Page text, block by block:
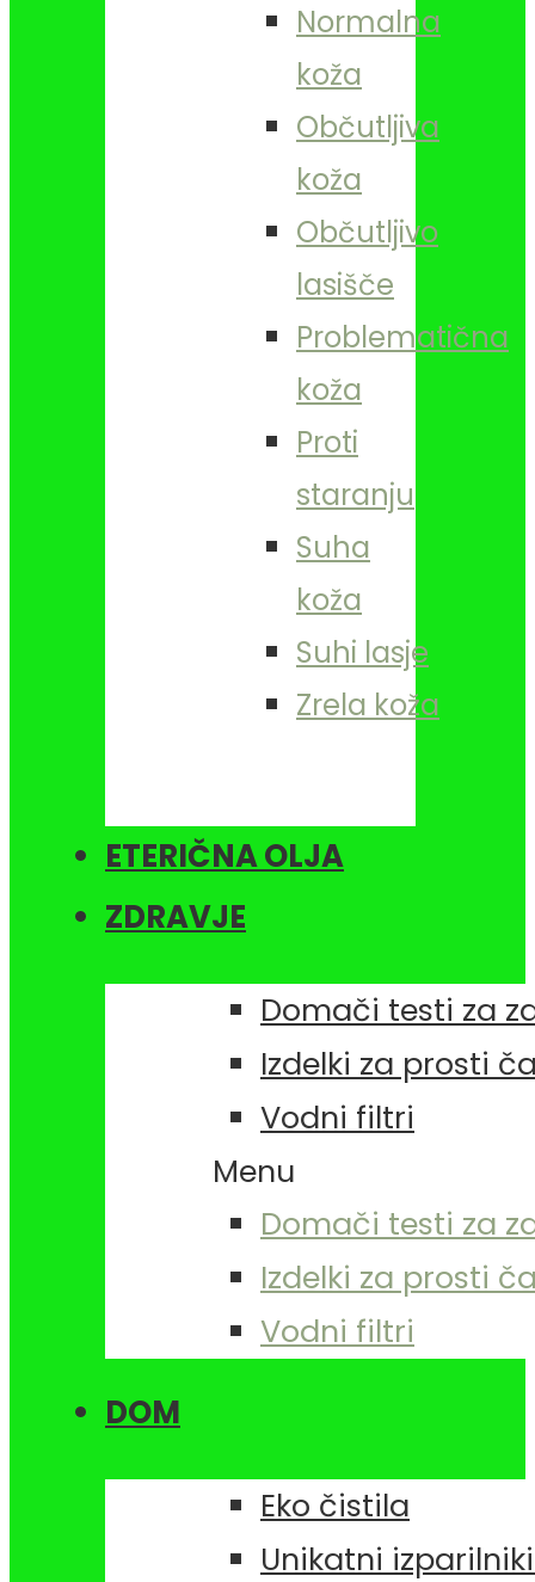
Normalna
koža
Občutljiva
koža
Občutljivo
lasišče
Problematična
koža
Proti
staranju
Suha
koža
Suhi lasje
Zrela koža
ETERIČNA OLJA
ZDRAVJE
Domači testi za
Izdelki za prosti
Vodni filtri
Menu
Domači testi za
Izdelki za prosti
Vodni filtri
DOM
Eko čistila
Unikatni